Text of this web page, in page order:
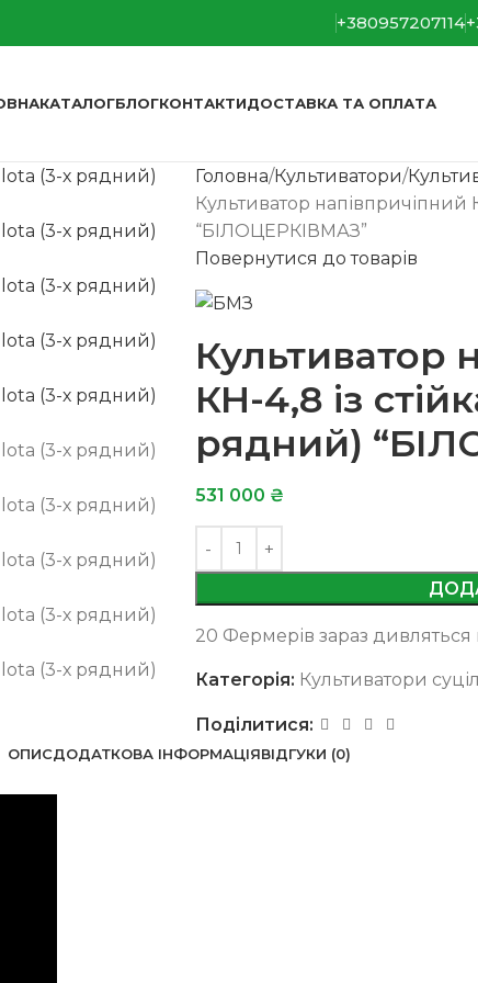
+380957207114
КАТАЛОГБЛОГКОНТАКТИДОСТАВКА ТА ОПЛАТА
Головна Культиватори
Культиватор напівпричіпний
“БІЛОЦЕРКІВМАЗ”
Повернутися до товарів
Культиватор
КН-4,8 із
рядний)
531 000 ₴
20 Фермерів зараз дивляться
Категорія: Культиватори
Поділитися:
ОПИСДОДАТКОВА ІНФОРМАЦІЯВІДГУКИ (0)